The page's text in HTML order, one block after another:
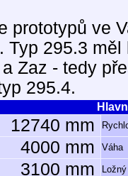
prototypů ve
Typ 295.3
Zaz - tedy
295.4.
12740 mm
4000 mm Váha
3100 mm